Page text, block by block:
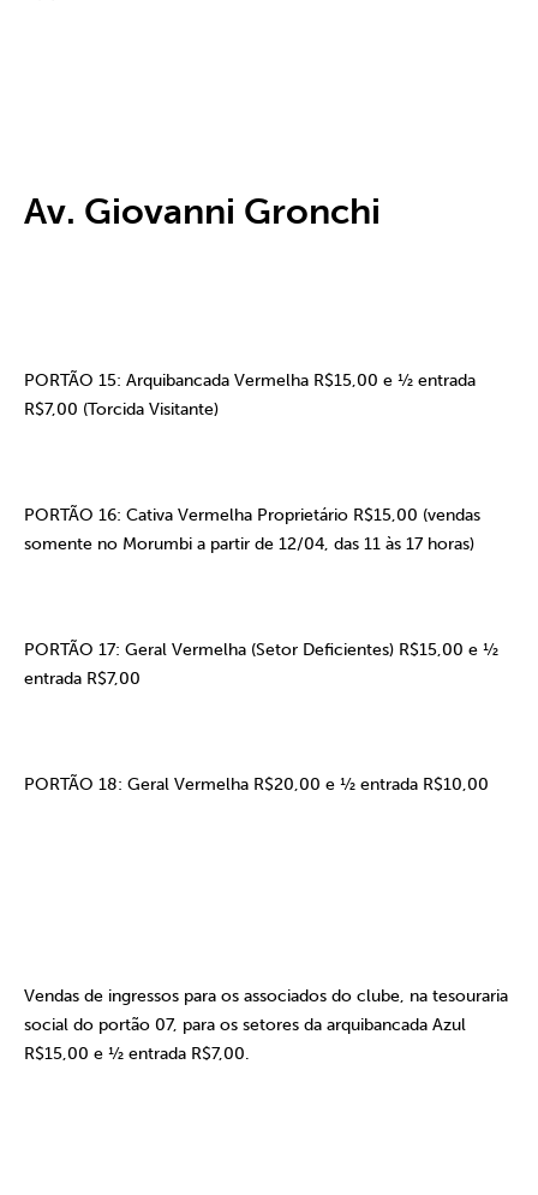
Av. Giovanni Gronchi
PORTÃO 15: Arquibancada Vermelha R$15,00 e ½ entrada
R$7,00 (Torcida Visitante)
PORTÃO 16: Cativa Vermelha Proprietário R$15,00 (vendas
somente no Morumbi a partir de 12/04, das 11 às 17 horas)
PORTÃO 17: Geral Vermelha (Setor Deficientes) R$15,00 e ½
entrada R$7,00
PORTÃO 18: Geral Vermelha R$20,00 e ½ entrada R$10,00
Vendas de ingressos para os associados do clube, na tesouraria
social do portão 07, para os setores da arquibancada Azul
R$15,00 e ½ entrada R$7,00.